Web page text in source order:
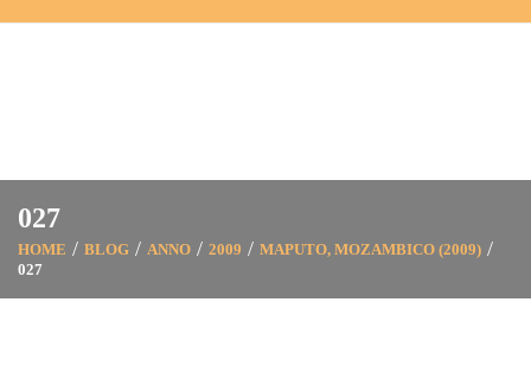
027
HOME BLOG ANNO 2009
MAPUTO, MOZAMBICO (2009)
027